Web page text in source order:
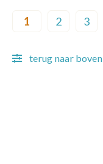
1 2 3
terug naar boven